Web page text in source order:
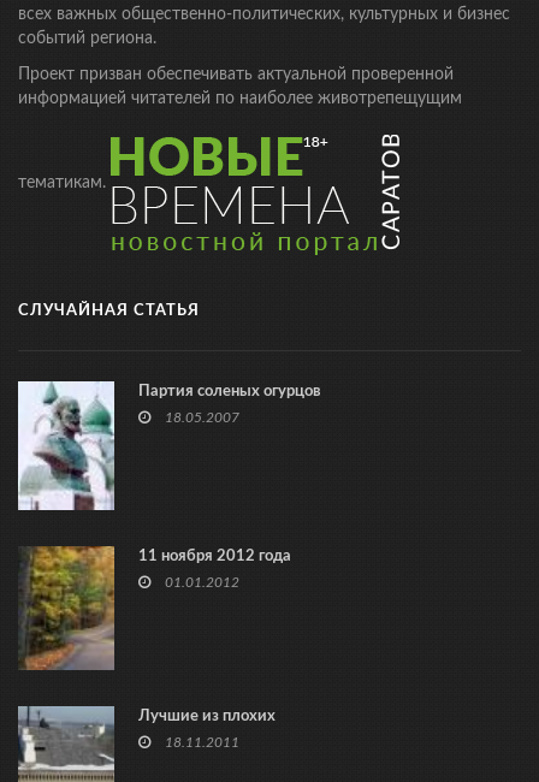
всех важных общественно-политических, культурных и бизнес
событий региона.
Проект призван обеспечивать актуальной проверенной
информацией читателей по наиболее животрепещущим
тематикам.
СЛУЧАЙНАЯ СТАТЬЯ
Партия соленых огурцов
18.05.2007
11 ноября 2012 года
01.01.2012
Лучшие из плохих
18.11.2011